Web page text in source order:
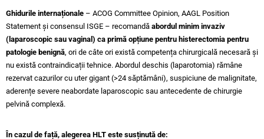
Ghidurile internaționale – ACOG Committee Opinion, AAGL Position
Statement și consensul ISGE – recomandă abordul minim invaziv
(laparoscopic sau vaginal) ca primă opțiune pentru histerectomia pentru
patologie benignă, ori de câte ori există competența chirurgicală necesară și
nu există contraindicații tehnice. Abordul deschis (laparotomia) rămâne
rezervat cazurilor cu uter gigant (>24 săptămâni), suspiciune de malignitate,
aderențe severe neabordate laparoscopic sau antecedente de chirurgie
pelvină complexă.
În cazul de față, alegerea HLT este susținută de: